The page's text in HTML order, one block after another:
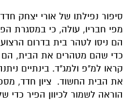
סיפור נפילתו של אורי יצחק
מפי חבריו, עולה, כי במסגרת
הם ניסו לטהר בית בדרום
כדי שהם מטהרים את הבית, הם
קראו למ"פ ולמג"ד. בינתיים
את הבית החשוד. ציון חדד,
הוראה לשמור לכיוון הפיר כדי